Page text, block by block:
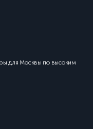
для Москвы по высоким